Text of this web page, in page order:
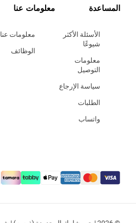
المساعدة
الأسئلة الأكثر
شيوعًا
معلومات
التوصيل
سياسة الإرجاع
الطلبات
واتساب
معلومات عنا
معلومات عنا
الوظائف